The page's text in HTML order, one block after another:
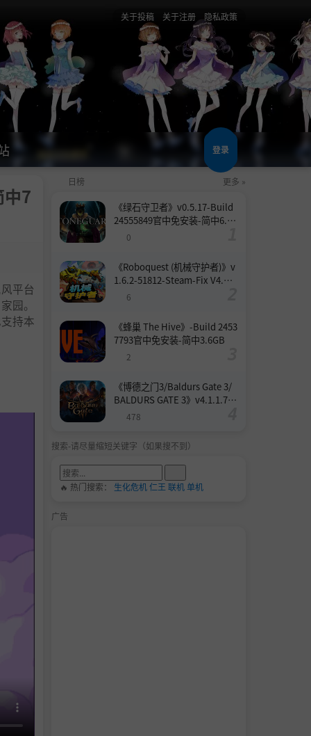
关于投稿 关于注册 隐私政策
登录
7
平台
园。
持本
日榜 更多 »
《绿石守卫者》v0.5.17-Build
24555849官中免安装-简中6.6
0
《Roboquest (机械守护者)》v
1.6.2-51812-Steam-Fix V4.联
机版官中简体
6
《蜂巢 The Hive》-Build 2453
7793官中免安装-简中3.6GB
2
《博德之门3/Baldurs Gate 3/
BALDURS GATE 3》v4.1.1.739
8727-Build 24532579官中免安
478
搜索-请尽量缩短关键字（如果搜不到）
🔥 热门搜索： 生化危机仁王 联机单机
广告